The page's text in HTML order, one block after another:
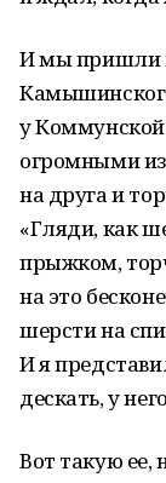
И мы пришли
у
огромными
на друга и
«Гляди, как
прыжком,
на это
шерсти на
И я
дескать, у
Вот такую ее,